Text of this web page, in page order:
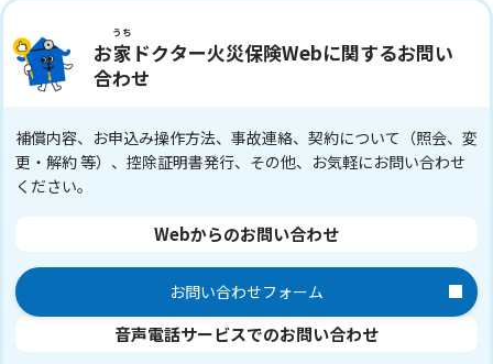
お家
うち
ドクター火災保険Webに関するお問い
合わせ
補償内容、お申込み操作方法、事故連絡、契約について（照会、変
更・解約 等）、控除証明書発行、その他、お気軽にお問い合わせ
ください。
Webからのお問い合わせ
お問い合わせフォーム
音声電話サービスでのお問い合わせ